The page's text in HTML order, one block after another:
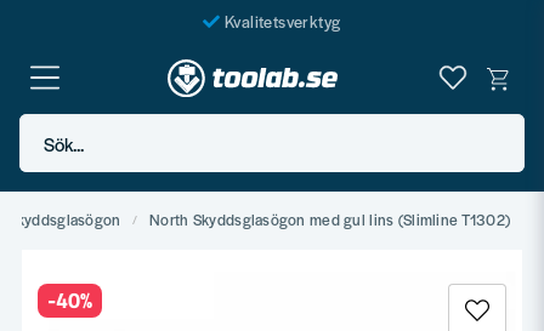
Kvalitetsverktyg
Fraktfritt över 999 SEK*
En järnhandel för alla
Sök...
Skyddsglasögon North Skyddsglasögon med gul lins (Slimline T1302)
-40%